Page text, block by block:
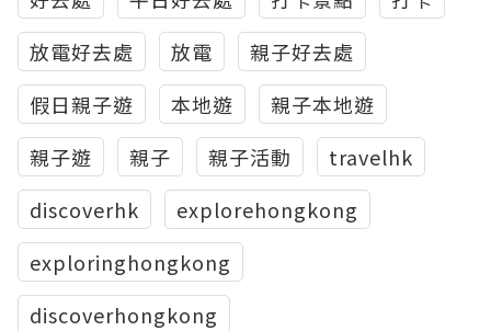
放電好去處
放電
親子好去處
假日親子遊
本地遊
親子本地遊
親子遊
親子 親子活動
travelhk
discoverhk
explorehongkong
exploringhongkong
discoverhongkong